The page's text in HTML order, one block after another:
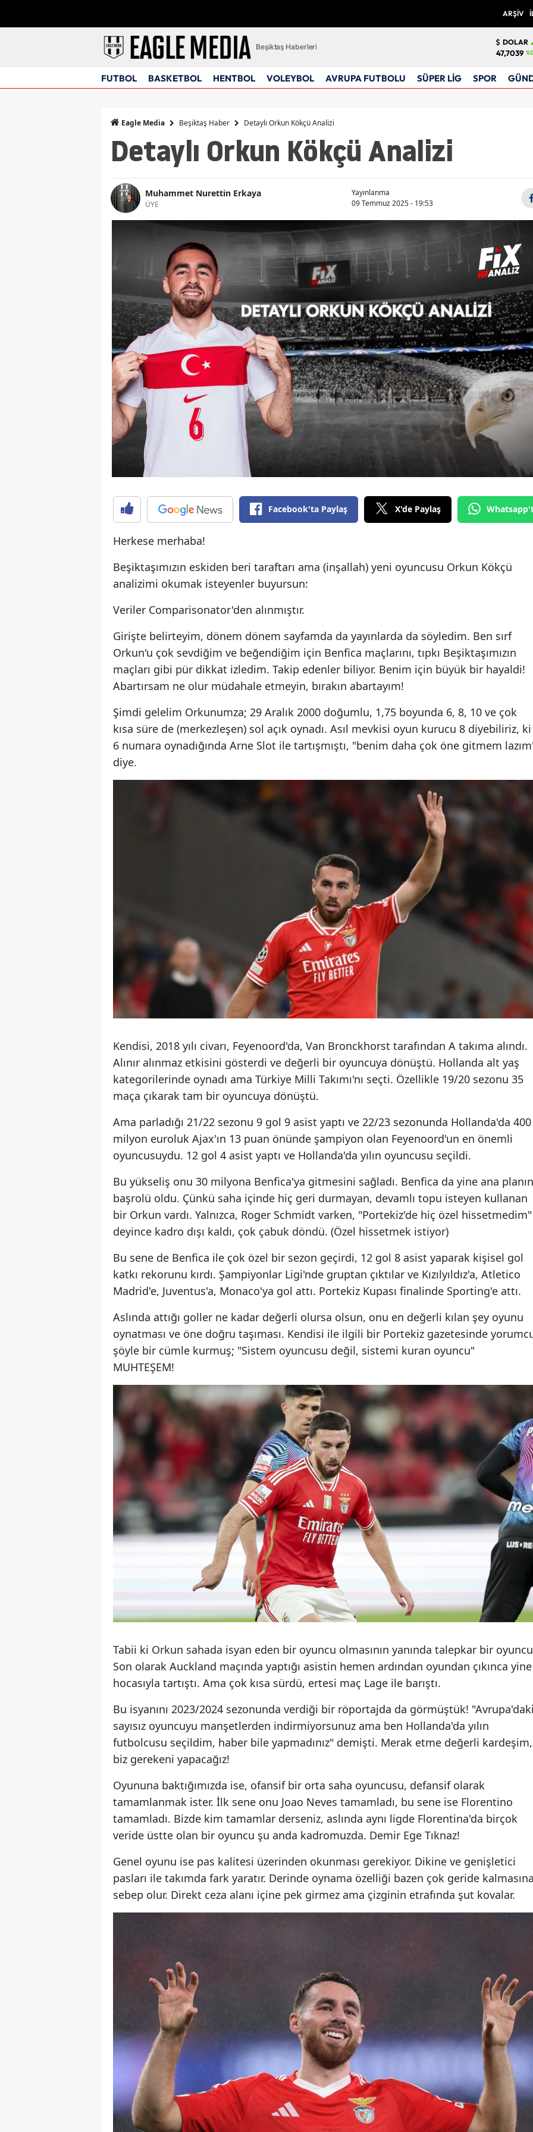
ARŞİV
Beşiktaş Haberleri
DOLAR
47,7039
FUTBOL BASKETBOL HENTBOL VOLEYBOL AVRUPA FUTBOLU SÜPER LİG SPOR
Eagle Media Beşiktaş Haber Detaylı Orkun Kökçü Analizi
Detaylı Orkun Kökçü Analizi
Muhammet Nurettin Erkaya
ÜYE
Yayınlanma
09 Temmuz 2025 - 19:53
Facebook'ta Paylaş X'de Paylaş
Herkese merhaba!
Beşiktaşımızın eskiden beri taraftarı ama (inşallah) yeni oyuncusu Orkun Kökçü
analizimi okumak isteyenler buyursun:
Veriler Comparisonator'den alınmıştır.
Girişte belirteyim, dönem dönem sayfamda da yayınlarda da söyledim. Ben sırf
Orkun'u çok sevdiğim ve beğendiğim için Benfica maçlarını, tıpkı Beşiktaşımızın
maçları gibi pür dikkat izledim. Takip edenler biliyor. Benim için büyük bir hayaldi!
Abartırsam ne olur müdahale etmeyin, bırakın abartayım!
Şimdi gelelim Orkunumza; 29 Aralık 2000 doğumlu, 1,75 boyunda 6, 8, 10 ve çok
kısa süre de (merkezleşen) sol açık oynadı. Asıl mevkisi oyun kurucu 8 diyebiliriz, ki
6 numara oynadığında Arne Slot ile tartışmıştı, "benim daha çok öne gitmem
diye.
Kendisi, 2018 yılı civarı, Feyenoord'da, Van Bronckhorst tarafından A takıma alındı.
Alınır alınmaz etkisini gösterdi ve değerli bir oyuncuya dönüştü. Hollanda alt yaş
kategorilerinde oynadı ama Türkiye Milli Takımı'nı seçti. Özellikle 19/20 sezonu 35
maça çıkarak tam bir oyuncuya dönüştü.
Ama parladığı 21/22 sezonu 9 gol 9 asist yaptı ve 22/23 sezonunda Hollanda'da 400
milyon euroluk Ajax'ın 13 puan önünde şampiyon olan Feyenoord'un en önemli
oyuncusuydu. 12 gol 4 asist yaptı ve Hollanda'da yılın oyuncusu seçildi.
Bu yükseliş onu 30 milyona Benfica'ya gitmesini sağladı. Benfica da yine ana planın
başrolü oldu. Çünkü saha içinde hiç geri durmayan, devamlı topu isteyen kullanan
bir Orkun vardı. Yalnızca, Roger Schmidt varken, "Portekiz'de hiç özel hissetmedim"
deyince kadro dışı kaldı, çok çabuk döndü. (Özel hissetmek istiyor)
Bu sene de Benfica ile çok özel bir sezon geçirdi, 12 gol 8 asist yaparak kişisel gol
katkı rekorunu kırdı. Şampiyonlar Ligi'nde gruptan çıktılar ve Kızılyıldız'a, Atletico
Madrid'e, Juventus'a, Monaco'ya gol attı. Portekiz Kupası finalinde Sporting'e attı.
Aslında attığı goller ne kadar değerli olursa olsun, onu en değerli kılan şey oyunu
oynatması ve öne doğru taşıması. Kendisi ile ilgili bir Portekiz gazetesinde
şöyle bir cümle kurmuş; "Sistem oyuncusu değil, sistemi kuran oyuncu"
MUHTEŞEM!
Tabii ki Orkun sahada isyan eden bir oyuncu olmasının yanında talepkar bir
Son olarak Auckland maçında yaptığı asistin hemen ardından oyundan çıkınca yine
hocasıyla tartıştı. Ama çok kısa sürdü, ertesi maç Lage ile barıştı.
Bu isyanını 2023/2024 sezonunda verdiği bir röportajda da görmüştük!
sayısız oyuncuyu manşetlerden indirmiyorsunuz ama ben Hollanda'da yılın
futbolcusu seçildim, haber bile yapmadınız" demişti. Merak etme değerli kardeşim,
biz gerekeni yapacağız!
Oyununa baktığımızda ise, ofansif bir orta saha oyuncusu, defansif olarak
tamamlanmak ister. İlk sene onu Joao Neves tamamladı, bu sene ise Florentino
tamamladı. Bizde kim tamamlar derseniz, aslında aynı ligde Florentina'da birçok
veride üstte olan bir oyuncu şu anda kadromuzda. Demir Ege Tıknaz!
Genel oyunu ise pas kalitesi üzerinden okunması gerekiyor. Dikine ve genişletici
pasları ile takımda fark yaratır. Derinde oynama özelliği bazen çok geride
sebep olur. Direkt ceza alanı içine pek girmez ama çizginin etrafında şut kovalar.